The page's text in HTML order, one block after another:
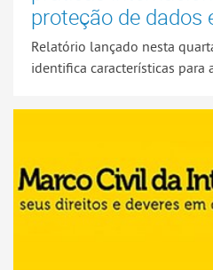
proteção de dados
Relatório lançado nesta
identifica características para